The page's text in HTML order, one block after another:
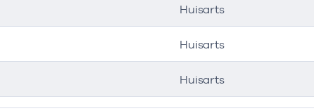
Huisarts
Huisarts
Huisarts